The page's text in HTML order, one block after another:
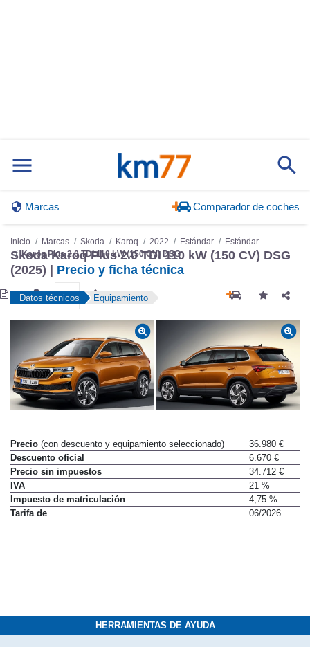
Marcas Comparador de coches
Inicio Marcas Skoda Karoq 2022 Estándar
Estándar
Karoq Plus 2.0 TDI 110 kW (150 CV) DSG
Skoda Karoq Plus 2.0 TDI 110 kW (150 CV) DSG
(2025) | Precio y ficha técnica
Datos técnicos Equipamiento
Precio (con descuento y equipamiento seleccionado)
36.980 €
Descuento oficial
6.670 €
Precio sin impuestos
34.712 €
IVA
21 %
Impuesto de matriculación
4,75 %
Tarifa de
06/2026
HERRAMIENTAS DE AYUDA